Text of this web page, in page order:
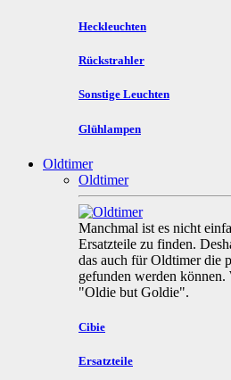
Heckleuchten
Rückstrahler
Sonstige Leuchten
Glühlampen
Oldtimer
Oldtimer
Manchmal ist es nicht
Ersatzteile zu finden.
das auch für Oldtimer die
gefunden werden können.
"Oldie but Goldie".
Cibie
Ersatzteile